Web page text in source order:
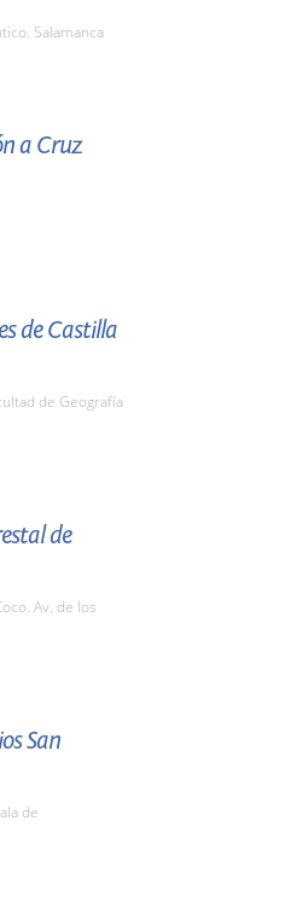
Salamanca
a Cruz
de Castilla
de Geografía
de
Av. de los
San
de